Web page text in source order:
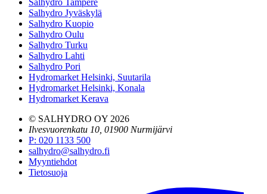
Salhydro Jyväskylä
Salhydro Kuopio
Salhydro Oulu
Salhydro Turku
Salhydro Lahti
Salhydro Pori
Hydromarket Helsinki, Suutarila
Hydromarket Helsinki, Konala
Hydromarket Kerava
© SALHYDRO OY 2026
Ilvesvuorenkatu 10, 01900 Nurmijärvi
P: 020 1133 500
salhydro@salhydro.fi
Myyntiehdot
Tietosuoja